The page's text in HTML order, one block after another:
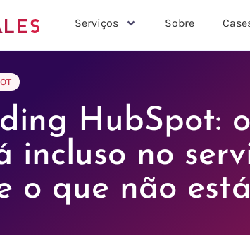
Serviços Sobre
HubSpot: o
incluso no
o que não